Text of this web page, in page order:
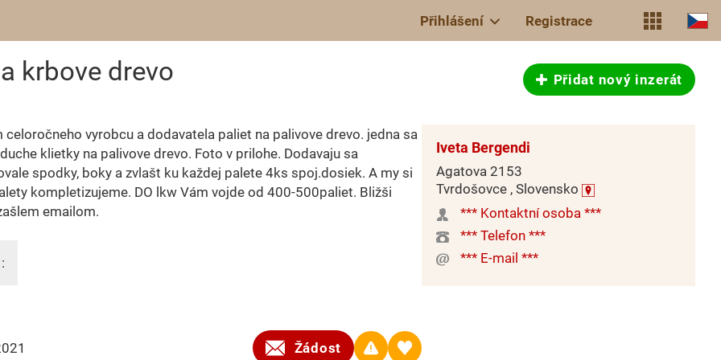
Přihlášení Registrace
krbove drevo Přidat nový inzerát
celoročneho vyrobcu a dodavatela paliet na palivove drevo. jedna sa
klietky na palivove drevo. Foto v prilohe. Dodavaju sa
spodky, boky a zvlašt ku každej palete 4ks spoj.dosiek. A my si
kompletizujeme. DO lkw Vám vojde od 400-500paliet. Bližši
emailom.
Žádost
Iveta Bergendi
Agatova 2153
Tvrdošovce , Slovensko
*** Kontaktní osoba ***
*** Telefon ***
*** E-mail ***